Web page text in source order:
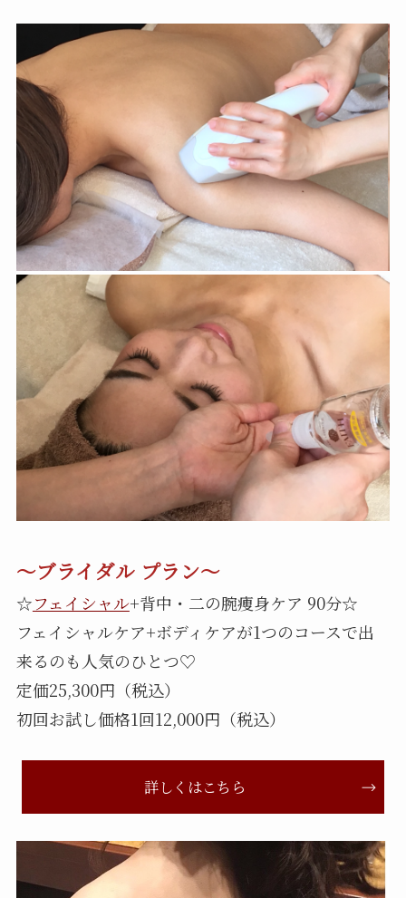
〜ブライダル プラン〜
☆フェイシャル+背中・二の腕痩身ケア 90分☆
フェイシャルケア+ボディケアが1つのコースで出
来るのも人気のひとつ♡
定価25,300円（税込）
初回お試し価格1回12,000円（税込）
詳しくはこちら